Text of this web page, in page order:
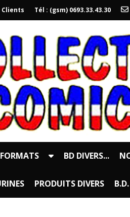
Clients Tél : (gsm) 0693.33.43.30
BD DIVERS...
PRODUITS DIVERS